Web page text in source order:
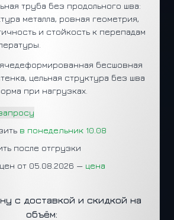
труба без продольного шва:
металла, ровная геометрия,
и стойкость к перепадам
бесшовная
цельная структура без шва
при нагрузках.
в понедельник 10.08
после отгрузки
от 05.08.2026 — цена
с доставкой и скидкой на
объём: